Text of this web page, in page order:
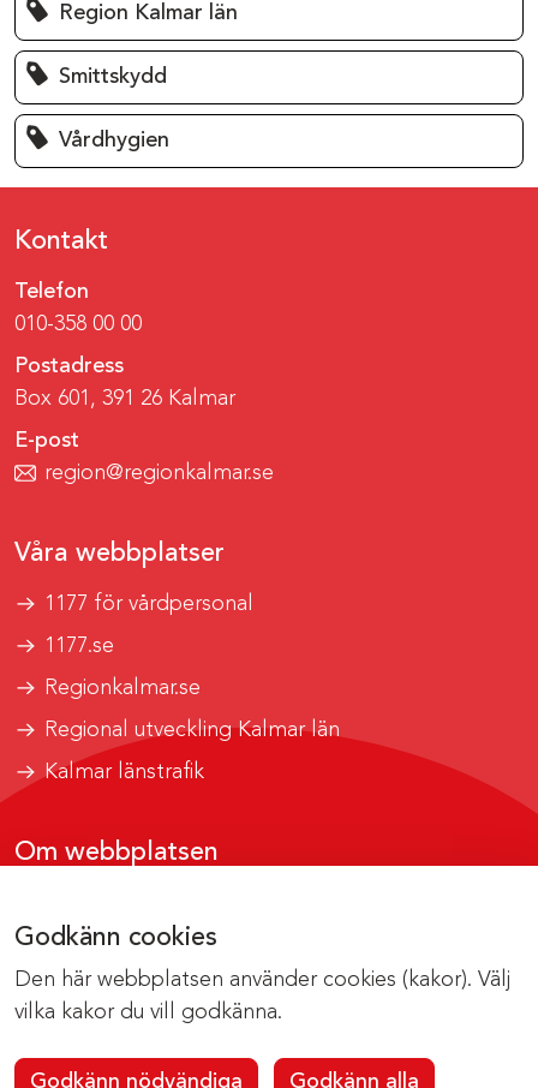
Godkänn cookies
Den här webbplatsen använder cookies (kakor). Välj
vilka kakor du vill godkänna.
Godkänn nödvändiga Godkänn alla
Region Kalmar län
Smittskydd
Vårdhygien
Kontakt
Telefon
010-358 00 00
Postadress
Box 601, 391 26 Kalmar
E-post
region@regionkalmar.se
Våra webbplatser
1177 för vårdpersonal
1177.se
Regionkalmar.se
Regional utveckling Kalmar län
Kalmar länstrafik
Om webbplatsen
Om cookies
Kontakta webbredaktionen